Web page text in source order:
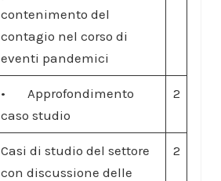
contenimento del
contagio nel corso di
eventi pandemici
• Approfondimento
caso studio
2
Casi di studio del settore
con discussione delle
2